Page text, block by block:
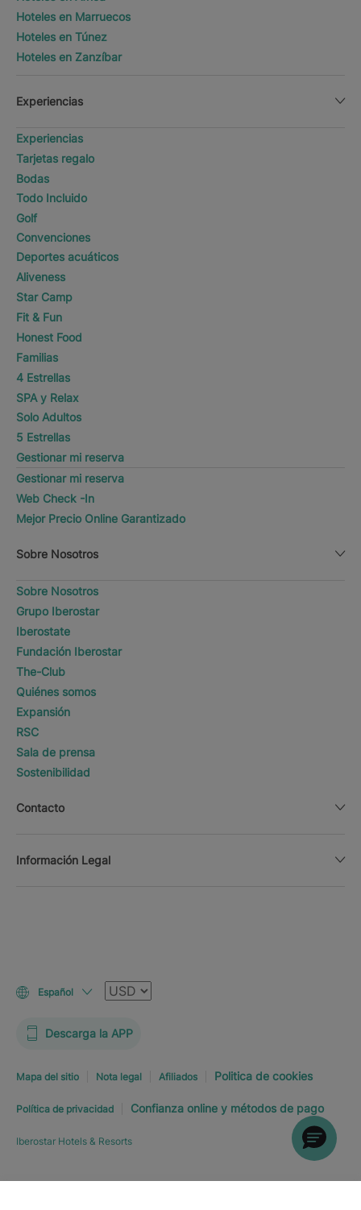
Hoteles en Marruecos
Hoteles en Túnez
Hoteles en Zanzíbar
Experiencias
Experiencias
Tarjetas regalo
Bodas
Todo Incluido
Golf
Convenciones
Deportes acuáticos
Aliveness
Star Camp
Fit & Fun
Honest Food
Familias
4 Estrellas
SPA y Relax
Solo Adultos
5 Estrellas
Gestionar mi reserva
Gestionar mi reserva
Web Check -In
Mejor Precio Online Garantizado
Sobre Nosotros
Sobre Nosotros
Grupo Iberostar
Iberostate
Fundación Iberostar
The-Club
Quiénes somos
Expansión
RSC
Sala de prensa
Sostenibilidad
Contacto
Información Legal
Español Moneda
Descarga la APP
Mapa del sitio Nota legal Afiliados Politica de cookies
Política de privacidad Confianza online y métodos de pago
Iberostar Hotels & Resorts